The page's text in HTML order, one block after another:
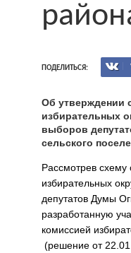
ПОДЕЛИТЬСЯ:
Об утверждении
избирательных
выборов
сельского
Рассмотрев
избирательных
депутатов Думы
разработанную
комиссией
(решение от